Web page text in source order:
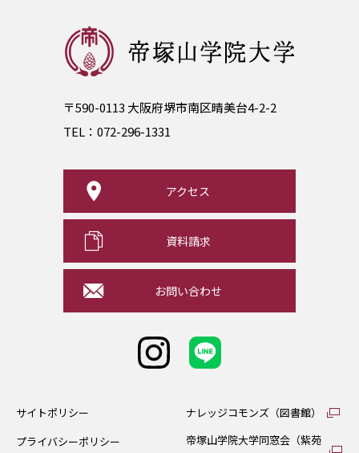
〒590-0113 大阪府堺市南区晴美台4-2-2
TEL： 072-296-1331
アクセス
資料請求
お問い合わせ
サイトポリシー
プライバシーポリシー
ナレッジコモンズ（図書館）
帝塚山学院大学同窓会（紫苑